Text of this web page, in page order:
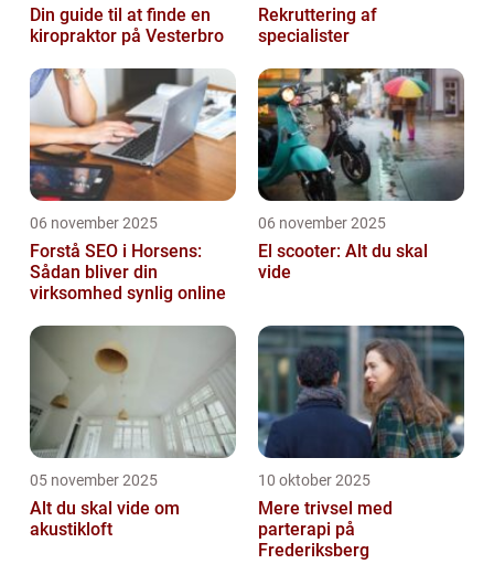
Din guide til at finde en
kiropraktor på Vesterbro
Rekruttering af
specialister
06 november 2025
Forstå SEO i Horsens:
Sådan bliver din
virksomhed synlig online
06 november 2025
El scooter: Alt du skal
vide
05 november 2025
Alt du skal vide om
akustikloft
10 oktober 2025
Mere trivsel med
parterapi på
Frederiksberg